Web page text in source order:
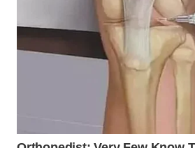
WN
PAKPAK